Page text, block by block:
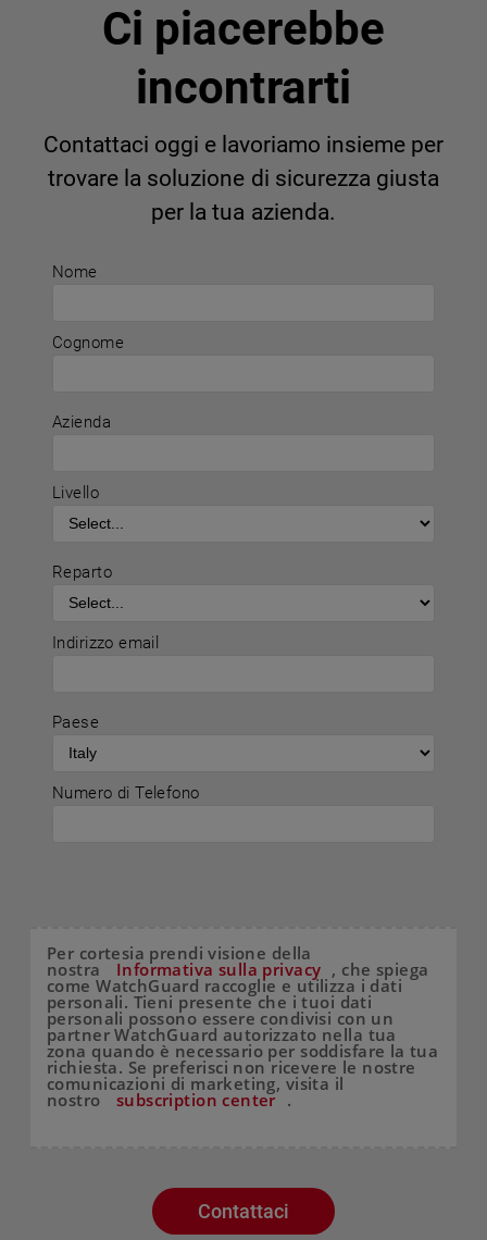
Nome
Cognome
Azienda
Livello
Reparto
Indirizzo email
Paese
Numero di Telefono
Per cortesia prendi visione della
nostra Informativa sulla privacy , che spiega
come WatchGuard raccoglie e utilizza i dati
personali. Tieni presente che i tuoi dati
personali possono essere condivisi con un
partner WatchGuard autorizzato nella tua
zona quando è necessario per soddisfare la tua
richiesta. Se preferisci non ricevere le nostre
comunicazioni di marketing, visita il
nostro subscription center .
Contattaci
Ci piacerebbe
incontrarti
Contattaci oggi e lavoriamo insieme per
trovare la soluzione di sicurezza giusta
per la tua azienda.